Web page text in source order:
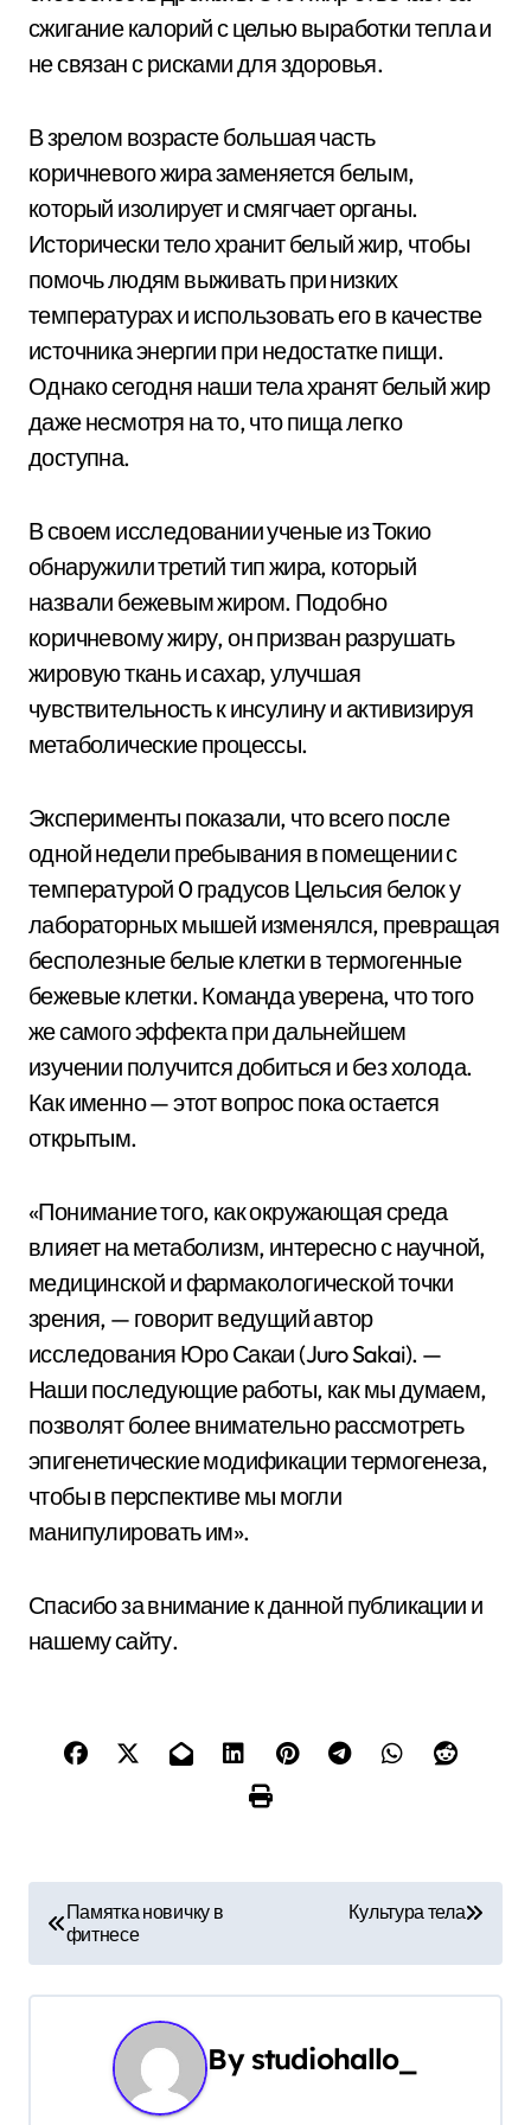
сжигание калорий с целью выработки тепла и
не связан с рисками для здоровья.
В зрелом возрасте большая часть
коричневого жира заменяется белым,
который изолирует и смягчает органы.
Исторически тело хранит белый жир, чтобы
помочь людям выживать при низких
температурах и использовать его в качестве
источника энергии при недостатке пищи.
Однако сегодня наши тела хранят белый жир
даже несмотря на то, что пища легко
доступна.
В своем исследовании ученые из Токио
обнаружили третий тип жира, который
назвали бежевым жиром. Подобно
коричневому жиру, он призван разрушать
жировую ткань и сахар, улучшая
чувствительность к инсулину и активизируя
метаболические процессы.
Эксперименты показали, что всего после
одной недели пребывания в помещении с
температурой 0 градусов Цельсия белок у
лабораторных мышей изменялся, превращая
бесполезные белые клетки в термогенные
бежевые клетки. Команда уверена, что того
же самого эффекта при дальнейшем
изучении получится добиться и без холода.
Как именно — этот вопрос пока остается
открытым.
«Понимание того, как окружающая среда
влияет на метаболизм, интересно с научной,
медицинской и фармакологической точки
зрения, — говорит ведущий автор
исследования Юро Сакаи (Juro Sakai). —
Наши последующие работы, как мы думаем,
позволят более внимательно рассмотреть
эпигенетические модификации термогенеза,
чтобы в перспективе мы могли
манипулировать им».
Спасибо за внимание к данной публикации и
нашему сайту.
а
в
Памятка новичку в
фитнесе
Культура тела
By studiohallo_